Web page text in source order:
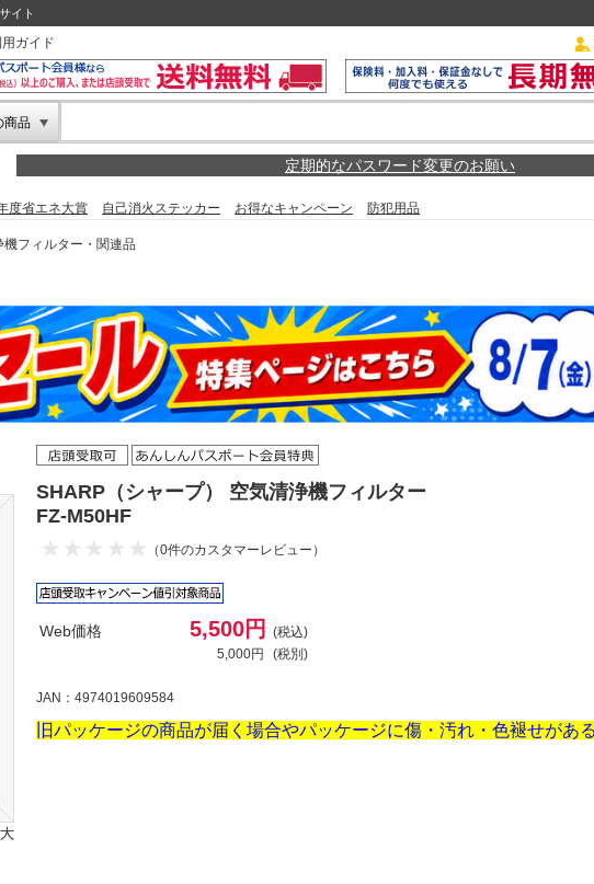
イト
ガイド
商品
定期的なパスワード変更のお願い
度省エネ大賞 自己消火ステッカー お得なキャンペーン 防犯用品
機フィルター・関連品
SHARP（シャープ） 空気清浄機フィルター
FZ-M50HF
（0件のカスタマーレビュー）
Web価格 5,500円
(税込)
5,000円
(税別)
JAN：4974019609584
旧パッケージの商品が届く場合やパッケージに傷・汚れ・色褪せがあ